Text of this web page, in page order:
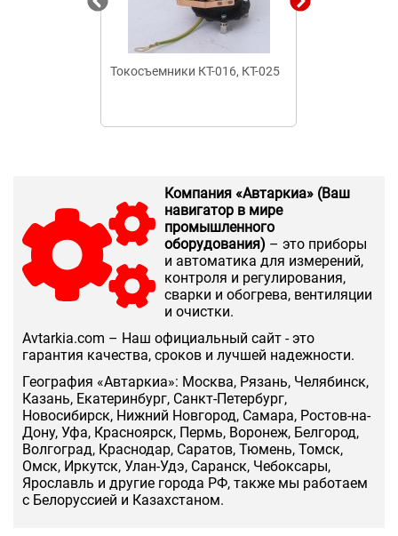
Токосъемники КТ-016, КТ-025
Компания «Автаркиа» (Ваш
навигатор в мире
промышленного
оборудования) – это приборы
и автоматика для измерений,
контроля и регулирования,
сварки и обогрева, вентиляции
и очистки.
Аvtarkia.com – Наш официальный сайт - это
гарантия качества, сроков и лучшей надежности.
География «Автаркиа»: Москва, Рязань, Челябинск,
Казань, Екатеринбург, Санкт-Петербург,
Новосибирск, Нижний Новгород, Самара, Ростов-на-
Дону, Уфа, Красноярск, Пермь, Воронеж, Белгород,
Волгоград, Краснодар, Саратов, Тюмень, Томск,
Омск, Иркутск, Улан-Удэ, Саранск, Чебоксары,
Ярославль и другие города РФ, также мы работаем
с Белоруссией и Казахстаном.